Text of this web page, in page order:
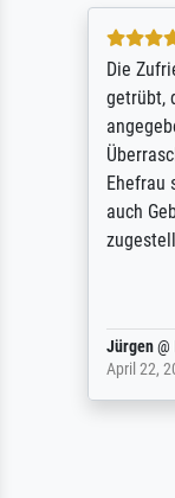
Die
getrübt,
Ehefrau
auch
Jürgen@
April 22,